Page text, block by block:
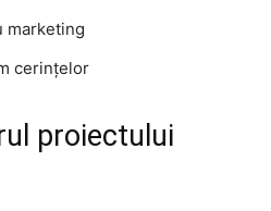
marketing
cerințelor
proiectului